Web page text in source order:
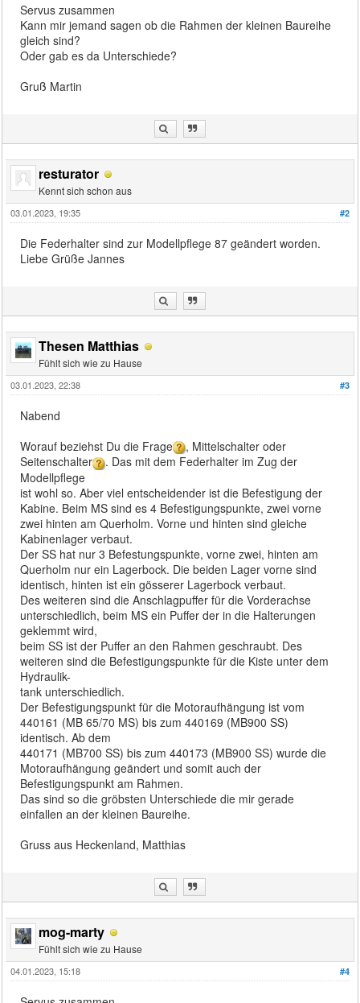
Servus zusammen
Kann mir jemand sagen ob die Rahmen der kleinen Baureihe
gleich sind?
Oder gab es da Unterschiede?
Gruß Martin
resturator
Kennt sich schon aus
#2
03.01.2023, 19:35
Die Federhalter sind zur Modellpflege 87 geändert worden.
Liebe Grüße Jannes
Thesen Matthias
Fühlt sich wie zu Hause
#3
03.01.2023, 22:38
Nabend
Worauf beziehst Du die Frage
, Mittelschalter oder
Seitenschalter
. Das mit dem Federhalter im Zug der
Modellpflege
ist wohl so. Aber viel entscheidender ist die Befestigung der
Kabine. Beim MS sind es 4 Befestigungspunkte, zwei vorne
zwei hinten am Querholm. Vorne und hinten sind gleiche
Kabinenlager verbaut.
Der SS hat nur 3 Befestungspunkte, vorne zwei, hinten am
Querholm nur ein Lagerbock. Die beiden Lager vorne sind
identisch, hinten ist ein gösserer Lagerbock verbaut.
Des weiteren sind die Anschlagpuffer für die Vorderachse
unterschiedlich, beim MS ein Puffer der in die Halterungen
geklemmt wird,
beim SS ist der Puffer an den Rahmen geschraubt. Des
weiteren sind die Befestigungspunkte für die Kiste unter dem
Hydraulik-
tank unterschiedlich.
Der Befestigungspunkt für die Motoraufhängung ist vom
440161 (MB 65/70 MS) bis zum 440169 (MB900 SS)
identisch. Ab dem
440171 (MB700 SS) bis zum 440173 (MB900 SS) wurde die
Motoraufhängung geändert und somit auch der
Befestigungspunkt am Rahmen.
Das sind so die gröbsten Unterschiede die mir gerade
einfallen an der kleinen Baureihe.
Gruss aus Heckenland, Matthias
mog-marty
Fühlt sich wie zu Hause
#4
04.01.2023, 15:18